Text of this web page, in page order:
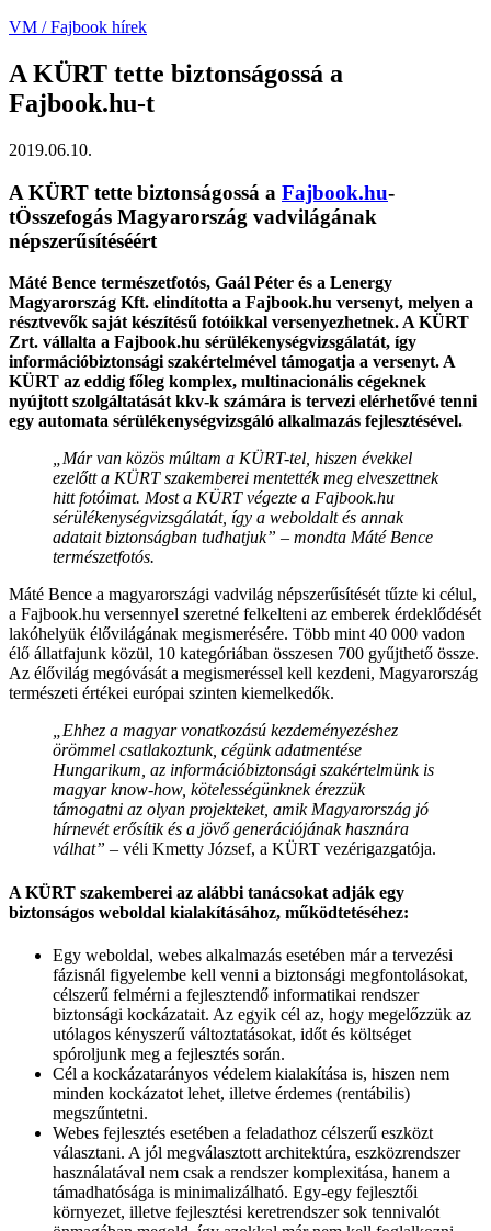
VM / Fajbook hírek
A KÜRT tette biztonságossá a
Fajbook.hu-t
2019.06.10.
A KÜRT tette biztonságossá a Fajbook.hu-
tÖsszefogás Magyarország vadvilágának
népszerűsítéséért
Máté Bence természetfotós, Gaál Péter és a Lenergy
Magyarország Kft. elindította a Fajbook.hu versenyt, melyen a
résztvevők saját készítésű fotóikkal versenyezhetnek. A KÜRT
Zrt. vállalta a Fajbook.hu sérülékenységvizsgálatát, így
információbiztonsági szakértelmével támogatja a versenyt. A
KÜRT az eddig főleg komplex, multinacionális cégeknek
nyújtott szolgáltatását kkv-k számára is tervezi elérhetővé tenni
egy automata sérülékenységvizsgáló alkalmazás fejlesztésével.
„Már van közös múltam a KÜRT-tel, hiszen évekkel
ezelőtt a KÜRT szakemberei mentették meg elveszettnek
hitt fotóimat. Most a KÜRT végezte a Fajbook.hu
sérülékenységvizsgálatát, így a weboldalt és annak
adatait biztonságban tudhatjuk” – mondta Máté Bence
természetfotós.
Máté Bence a magyarországi vadvilág népszerűsítését tűzte ki célul,
a Fajbook.hu versennyel szeretné felkelteni az emberek érdeklődését
lakóhelyük élővilágának megismerésére. Több mint 40 000 vadon
élő állatfajunk közül, 10 kategóriában összesen 700 gyűjthető össze.
Az élővilág megóvását a megismeréssel kell kezdeni, Magyarország
természeti értékei európai szinten kiemelkedők.
„Ehhez a magyar vonatkozású kezdeményezéshez
örömmel csatlakoztunk, cégünk adatmentése
Hungarikum, az információbiztonsági szakértelmünk is
magyar know-how, kötelességünknek érezzük
támogatni az olyan projekteket, amik Magyarország jó
hírnevét erősítik és a jövő generációjának hasznára
válhat” – véli Kmetty József, a KÜRT vezérigazgatója.
A KÜRT szakemberei az alábbi tanácsokat adják egy
biztonságos weboldal kialakításához, működtetéséhez:
Egy weboldal, webes alkalmazás esetében már a tervezési
fázisnál figyelembe kell venni a biztonsági megfontolásokat,
célszerű felmérni a fejlesztendő informatikai rendszer
biztonsági kockázatait. Az egyik cél az, hogy megelőzzük az
utólagos kényszerű változtatásokat, időt és költséget
spóroljunk meg a fejlesztés során.
Cél a kockázatarányos védelem kialakítása is, hiszen nem
minden kockázatot lehet, illetve érdemes (rentábilis)
megszűntetni.
Webes fejlesztés esetében a feladathoz célszerű eszközt
választani. A jól megválasztott architektúra, eszközrendszer
használatával nem csak a rendszer komplexitása, hanem a
támadhatósága is minimalizálható. Egy-egy fejlesztői
környezet, illetve fejlesztési keretrendszer sok tennivalót